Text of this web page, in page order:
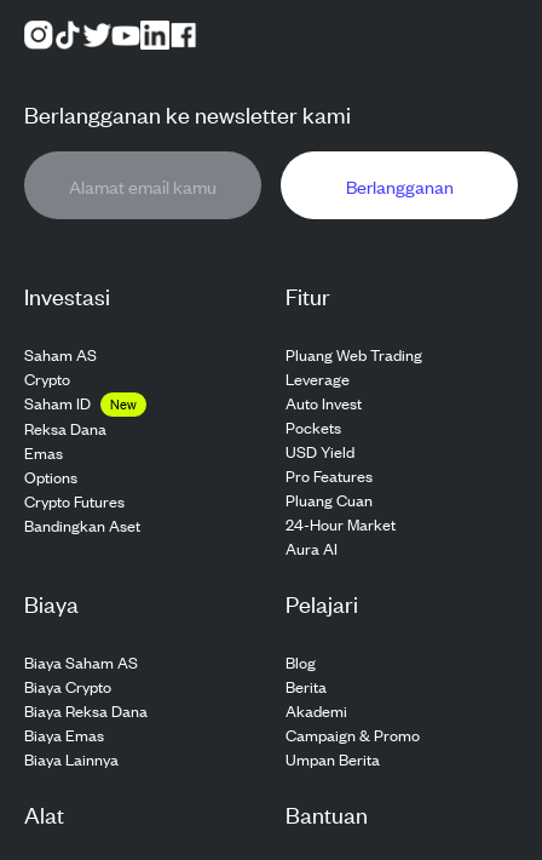
Investasi
Saham AS
Crypto
Saham ID
New
Reksa Dana
Emas
Options
Crypto Futures
Bandingkan Aset
Fitur
Pluang Web Trading
Leverage
Auto Invest
Pockets
USD Yield
Pro Features
Pluang Cuan
24-Hour Market
Aura AI
Biaya
Biaya Saham AS
Biaya Crypto
Biaya Reksa Dana
Biaya Emas
Biaya Lainnya
Pelajari
Blog
Berita
Akademi
Campaign & Promo
Umpan Berita
Alat Bantuan
Berlangganan ke newsletter kami
Berlangganan